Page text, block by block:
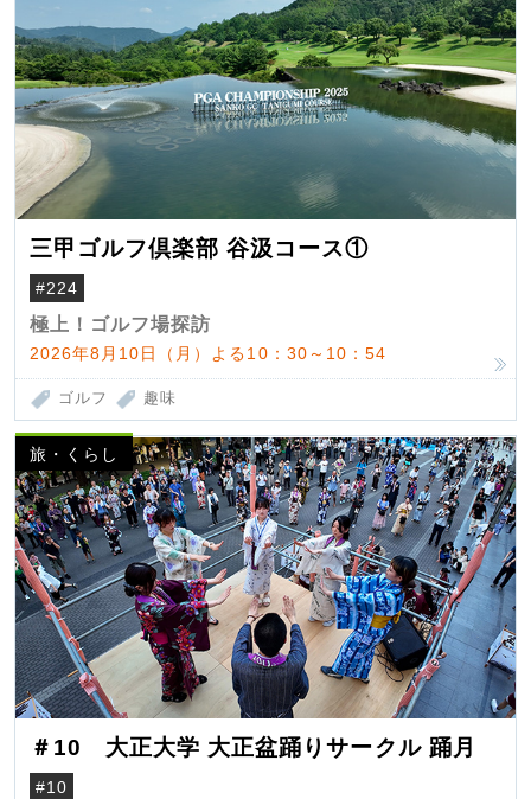
三甲ゴルフ倶楽部 谷汲コース①
#224
極上！ゴルフ場探訪
2026年8月10日（月）よる10：30～10：54
ゴルフ 趣味
旅・くらし
＃10 大正大学 大正盆踊りサークル 踊月
#10